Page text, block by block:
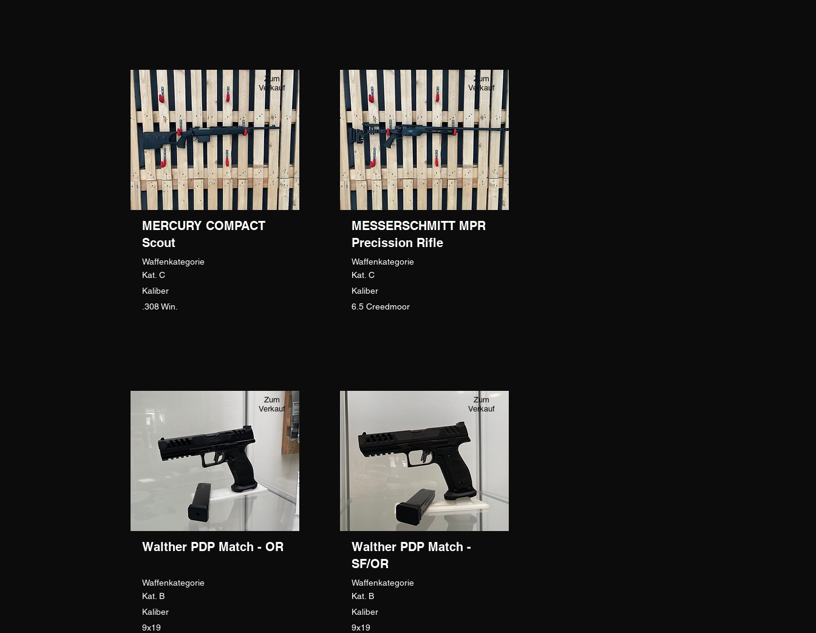
Zum
Verkauf
MERCURY COMPACT
Scout
Waffenkategorie
Kat. C
Kaliber
.308 Win.
Zum
Verkauf
Walther PDP Match - OR
Waffenkategorie
Kat. B
Kaliber
9x19
Zum
Verkauf
MESSERSCHMITT MPR
Precission Rifle
Waffenkategorie
Kat. C
Kaliber
6.5 Creedmoor
Zum
Verkauf
Walther PDP Match -
SF/OR
Waffenkategorie
Kat. B
Kaliber
9x19